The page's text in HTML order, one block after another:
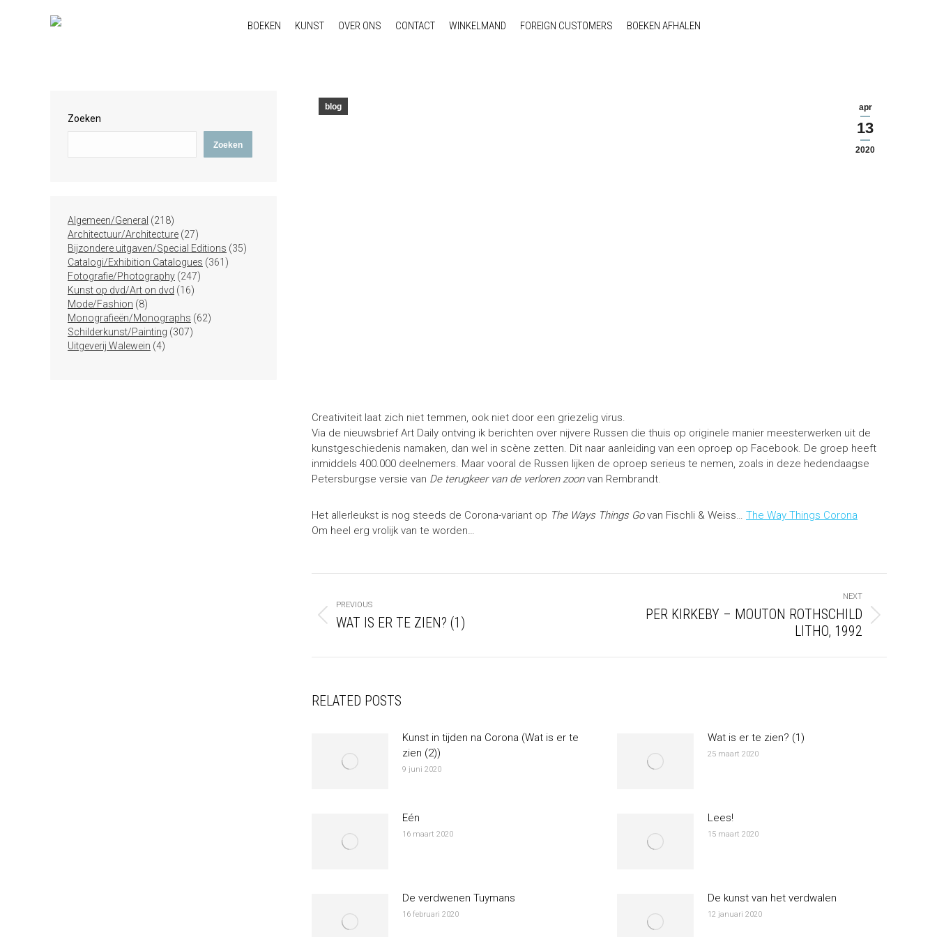
BOEKEN KUNST OVER ONS CONTACT WINKELMAND FOREIGN CUSTOMERS BOEKEN AFHALEN
apr
13
2020
blog
Creativiteit laat zich niet temmen, ook niet door een griezelig virus.
Via de nieuwsbrief Art Daily ontving ik berichten over nijvere Russen die thuis op originele manier meesterwerken uit de
kunstgeschiedenis namaken, dan wel in scène zetten. Dit naar aanleiding van een oproep op Facebook. De groep heeft
inmiddels 400.000 deelnemers. Maar vooral de Russen lijken de oproep serieus te nemen, zoals in deze hedendaagse
Petersburgse versie van De terugkeer van de verloren zoonvan Rembrandt.
Het allerleukst is nog steeds de Corona-variant op The Ways Things Govan Fischli & Weiss… The Way Things Corona
Om heel erg vrolijk van te worden…
NAVIGATION
PREVIOUS
Previous
WAT IS ER TE ZIEN? (1)
NEXT
PER KIRKEBY – MOUTON ROTHSCHILD
LITHO, 1992
RELATED POSTS
Kunst in tijden na Corona (Wat is er te
zien (2))
9 juni 2020
Wat is er te zien? (1)
25 maart 2020
Eén
16 maart 2020
Lees!
15 maart 2020
De verdwenen Tuymans
16 februari 2020
De kunst van het verdwalen
12 januari 2020
Zoeken
Zoeken
Algemeen/General 218218
producten
Architectuur/Architecture 2727
producten
Bijzondere uitgaven/Special Editions 3535
Catalogi/Exhibition Catalogues 361 361
Fotografie/Photography 247247
Kunst op dvd/Art on dvd 1616
Mode/Fashion 88
producten
Monografieën/Monographs 6262
Schilderkunst/Painting 307307
Uitgeverij Walewein 44